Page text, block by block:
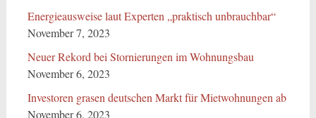
Energieausweise laut Experten „praktisch unbrauchbar“
November 7, 2023
Neuer Rekord bei Stornierungen im Wohnungsbau
November 6, 2023
Investoren grasen deutschen Markt für Mietwohnungen ab
November 6, 2023